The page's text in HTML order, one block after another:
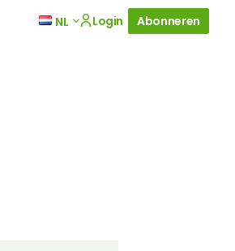
NL Login Abonneren